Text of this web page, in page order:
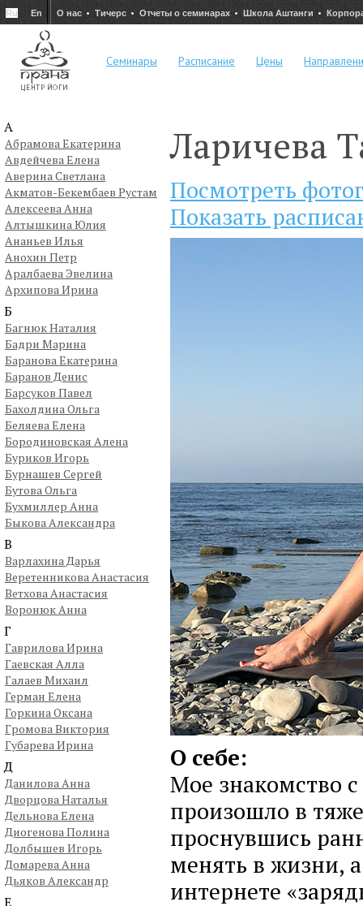
Ru En О нас Тичерс Отчеты о семинарах Школа Аштанги
Семинары Расписание Цены
А
Абрамова Екатерина
Авдейчева Елена
Аверина Светлана
Акматов-Бекембаев Рустам
Алексеева Анна
Алтышкина Юлия
Ананьев Илья
Анохин Петр
Аралбаева Эвелина
Архипова Ирина
Б
Багнюк Наталия
Бадри Марина
Баранова Екатерина
Баранов Денис
Барсуков Павел
Бахолдина Ольга
Беляева Елена
Бородиновская Алена
Буриков Игорь
Бурнашев Сергей
Бутова Ольга
Бухмиллер Анна
Быкова Александра
В
Варлахина Дарья
Веретенникова Анастасия
Ветхова Анастасия
Воронюк Анна
Г
Гаврилова Ирина
Гаевская Алла
Галаев Михаил
Герман Елена
Горкина Оксана
Громова Виктория
Губарева Ирина
Д
Данилова Анна
Дворцова Наталья
Дельнова Елена
Диогенова Полина
Долбышев Игорь
Домарева Анна
Дьяков Александр
Е
Ларичева
Посмотреть
Показать
О себе:
Мое знакомство с
произошло в
проснувшись
менять в жизни,
интернете